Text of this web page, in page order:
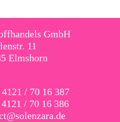
GmbH
11
Elmshorn
/ 70 16 387
/ 70 16 386